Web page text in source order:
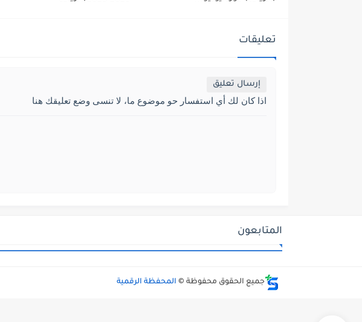
تعليقات
إرسال تعليق
اذا كان لك أي استفسار حو موضوع ما، لا تنسى وضع تعليقك هنا
المتابعون
جميع الحقوق محفوظة © المحفظة الرقمية